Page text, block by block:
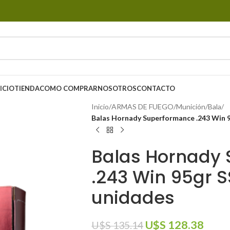
TIENDACOMO COMPRARNOSOTROSCONTACTO
Inicio/ARMAS DE FUEGO/Munición/Bala/
Balas Hornady Superformance .243 Win
Balas
.243 Win 95gr
unidades
U$S135.14 U$S 128.38